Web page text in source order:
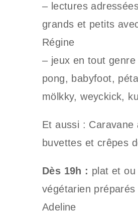
– lectures
grands et petits
Régine
– jeux en tout genre
pong, babyfoot,
mölkky, weyckick,
Et aussi : Caravane
buvettes et crêpes
Dès 19h : plat et
végétarien préparés
Adeline